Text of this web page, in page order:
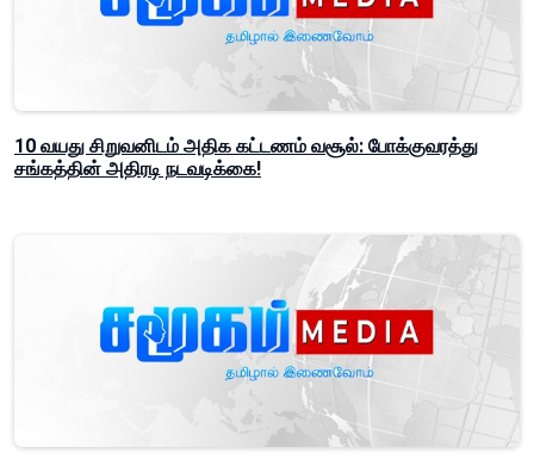
10 வயது சிறுவனிடம் அதிக கட்டணம் வசூல்: போக்குவரத்து
சங்கத்தின் அதிரடி நடவடிக்கை!